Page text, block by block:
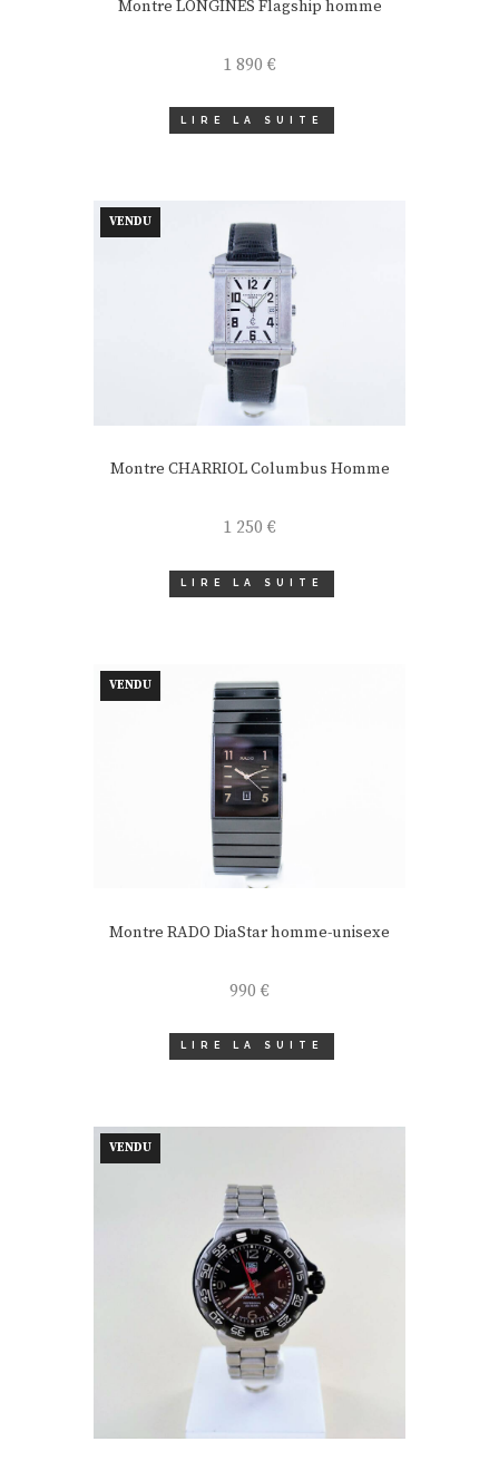
Montre LONGINES Flagship homme
1 890 €
LIRE LA SUITE
VENDU
Montre CHARRIOL Columbus Homme
1 250 €
LIRE LA SUITE
VENDU
Montre RADO DiaStar homme-unisexe
990 €
LIRE LA SUITE
VENDU